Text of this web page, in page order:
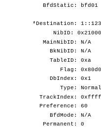
BfdStatic: bfd01
*Destination:
NibID:
MainNibID:
BkNibID: N/
TableID:
Flag:
DbIndex:
Type:
TrackIndex:
Preference:
BfdMode: N/